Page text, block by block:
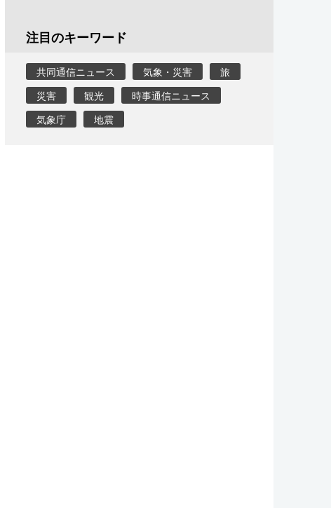
注目のキーワード
共同通信ニュース 気象・災害
旅
災害
観光
時事通信ニュース
気象庁
地震